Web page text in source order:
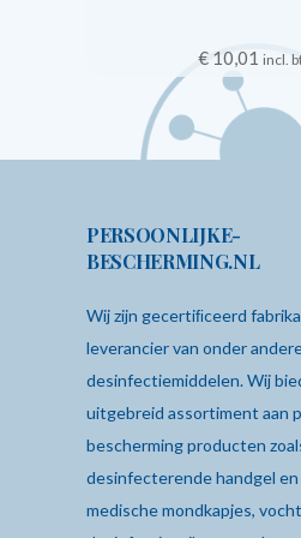
€10,01 incl.
PERSOONLIJKE-
BESCHERMING.NL
Wij zijn gecertiﬁceerd
leverancier van onder
desinfectiemiddelen. Wij
uitgebreid assortiment aan
bescherming producten
desinfecterendehandgel en
medische mondkapjes,